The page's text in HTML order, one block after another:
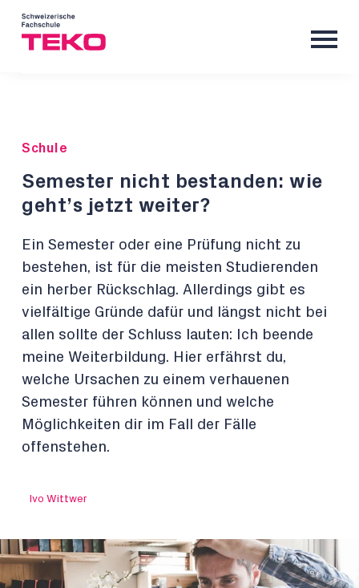
Schule
Semester nicht bestanden: wie
geht’s jetzt weiter?
Ein Semester oder eine Prüfung nicht zu
bestehen, ist für die meisten Studierenden
ein herber Rückschlag. Allerdings gibt es
vielfältige Gründe dafür und längst nicht bei
allen sollte der Schluss lauten: Ich beende
meine Weiterbildung. Hier erfährst du,
welche Ursachen zu einem verhauenen
Semester führen können und welche
Möglichkeiten dir im Fall der Fälle
offenstehen.
Ivo Wittwer